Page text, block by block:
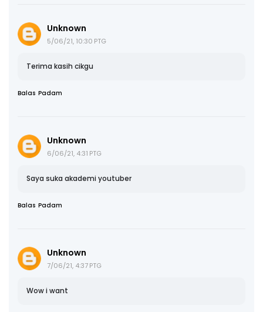
Unknown
5/06/21, 10:30 PTG
Terima kasih cikgu
Balas Padam
Unknown
6/06/21, 4:31 PTG
Saya suka akademi youtuber
Balas Padam
Unknown
7/06/21, 4:37 PTG
Wow i want